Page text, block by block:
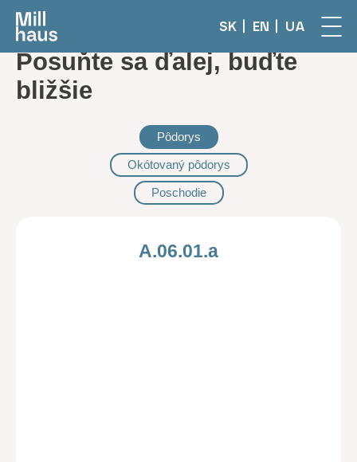
SK EN UA
Posuňte sa ďalej, buďte
bližšie
Pôdorys
Okótovaný pôdorys
Poschodie
A.06.01.a